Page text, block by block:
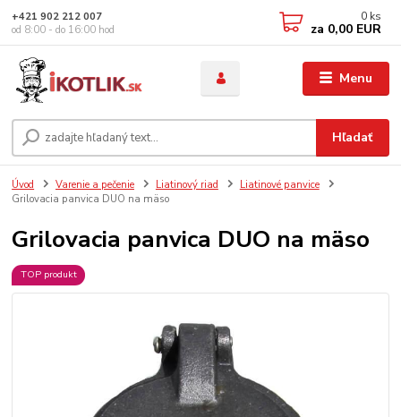
Menu
Hľadať
+421 902 212 007
od 8:00 - do 16:00 hod
0 ks
za 0,00 EUR
Úvod Varenie a pečenie Liatinový riad
Liatinové panvice
Grilovacia panvica DUO na mäso
Grilovacia panvica DUO na mäso
TOP produkt